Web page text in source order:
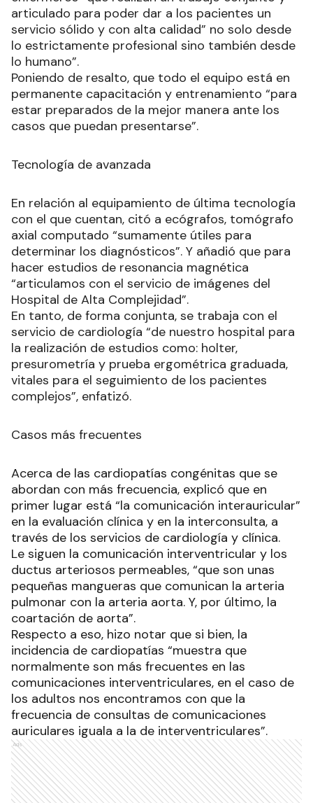
articulado para poder dar a los pacientes un
servicio sólido y con alta calidad” no solo desde
lo estrictamente profesional sino también desde
lo humano”.
Poniendo de resalto, que todo el equipo está en
permanente capacitación y entrenamiento “para
estar preparados de la mejor manera ante los
casos que puedan presentarse”.
Tecnología de avanzada
En relación al equipamiento de última tecnología
con el que cuentan, citó a ecógrafos, tomógrafo
axial computado “sumamente útiles para
determinar los diagnósticos”. Y añadió que para
hacer estudios de resonancia magnética
“articulamos con el servicio de imágenes del
Hospital de Alta Complejidad”.
En tanto, de forma conjunta, se trabaja con el
servicio de cardiología “de nuestro hospital para
la realización de estudios como: holter,
presurometría y prueba ergométrica graduada,
vitales para el seguimiento de los pacientes
complejos”, enfatizó.
Casos más frecuentes
Acerca de las cardiopatías congénitas que se
abordan con más frecuencia, explicó que en
primer lugar está “la comunicación interauricular”
en la evaluación clínica y en la interconsulta, a
través de los servicios de cardiología y clínica.
Le siguen la comunicación interventricular y los
ductus arteriosos permeables, “que son unas
pequeñas mangueras que comunican la arteria
pulmonar con la arteria aorta. Y, por último, la
coartación de aorta”.
Respecto a eso, hizo notar que si bien, la
incidencia de cardiopatías “muestra que
normalmente son más frecuentes en las
comunicaciones interventriculares, en el caso de
los adultos nos encontramos con que la
frecuencia de consultas de comunicaciones
auriculares iguala a la de interventriculares”.
Ads